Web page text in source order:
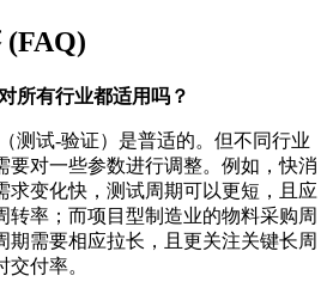
(FAQ)
所有行业都适用吗？
测试-验证）是普适的。但不同行业
要对一些参数进行调整。例如，快消
求变化快，测试周期可以更短，且应
转率；而项目型制造业的物料采购周
期需要相应拉长，且更关注关键长周
付率。